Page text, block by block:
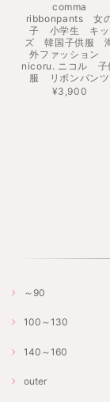
comma
ribbonpants 女
子 小学生 キッ
ズ 韓国子供服
外ファッション
nicoru. ニコル 子
服 リボンパンツ
¥3,900
～90
100～130
140～160
outer